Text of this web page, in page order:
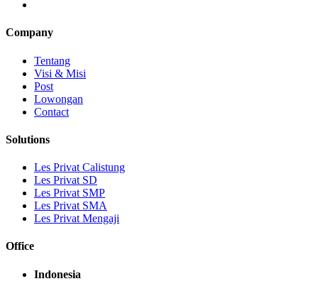
Company
Tentang
Visi & Misi
Post
Lowongan
Contact
Solutions
Les Privat Calistung
Les Privat SD
Les Privat SMP
Les Privat SMA
Les Privat Mengaji
Office
Indonesia